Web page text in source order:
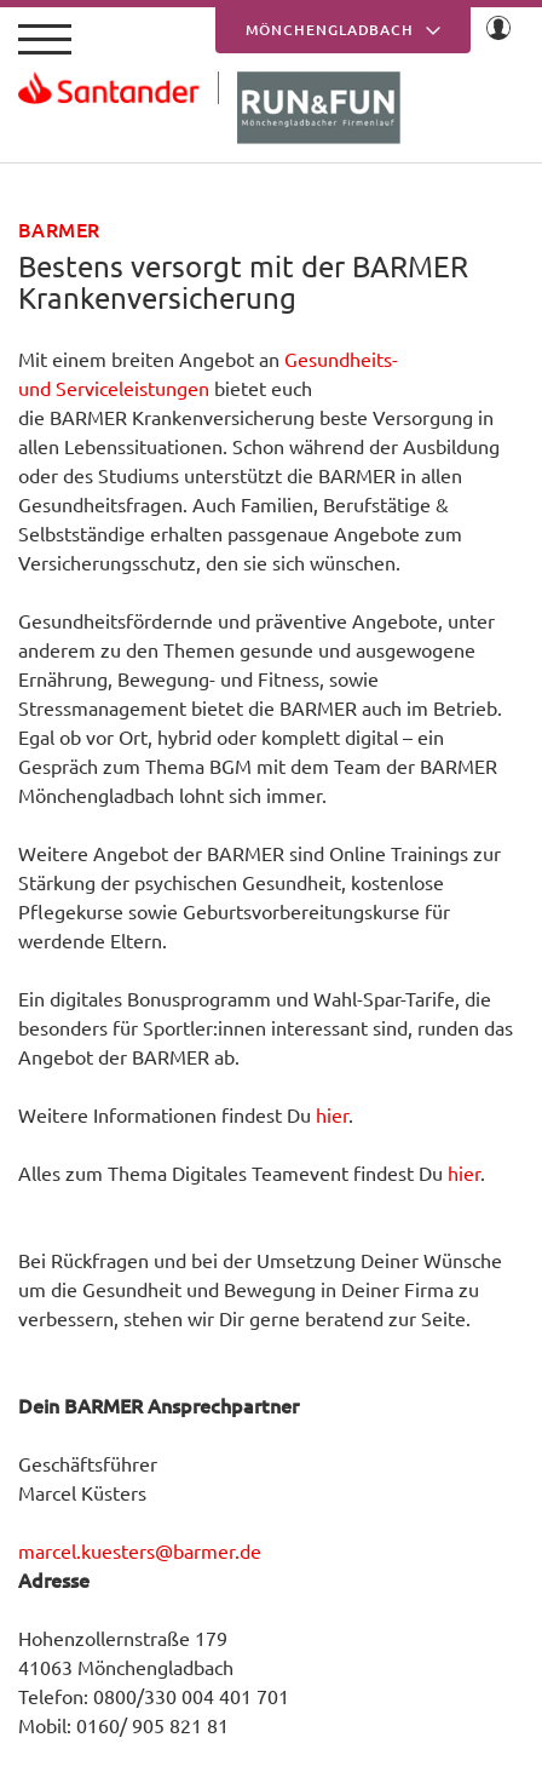
Skip to main content
MÖNCHENGLADBACH
KREFELD
Bestens versorgt mit der BARMER
Krankenversicherung
BARMER
Mit einem breiten Angebot an Gesundheits-
und Serviceleistungen bietet euch
die BARMER Krankenversicherung beste Versorgung in
allen Lebenssituationen. Schon während der Ausbildung
oder des Studiums unterstützt die BARMER in allen
Gesundheitsfragen. Auch Familien, Berufstätige &
Selbstständige erhalten passgenaue Angebote zum
Versicherungsschutz, den sie sich wünschen.
Gesundheitsfördernde und präventive Angebote, unter
anderem zu den Themen gesunde und ausgewogene
Ernährung, Bewegung- und Fitness, sowie
Stressmanagement bietet die BARMER auch im Betrieb.
Egal ob vor Ort, hybrid oder komplett digital – ein
Gespräch zum Thema BGM mit dem Team der BARMER
Mönchengladbach lohnt sich immer.
Weitere Angebot der BARMER sind Online Trainings zur
Stärkung der psychischen Gesundheit, kostenlose
Pflegekurse sowie Geburtsvorbereitungskurse für
werdende Eltern.
Ein digitales Bonusprogramm und Wahl-Spar-Tarife, die
besonders für Sportler:innen interessant sind, runden das
Angebot der BARMER ab.
Weitere Informationen findest Du hier.
Alles zum Thema Digitales Teamevent findest Du hier.
Bei Rückfragen und bei der Umsetzung Deiner Wünsche
um die Gesundheit und Bewegung in Deiner Firma zu
verbessern, stehen wir Dir gerne beratend zur Seite.
Dein BARMER Ansprechpartner
Geschäftsführer
Marcel Küsters
marcel.kuesters@barmer.de
Adresse
Hohenzollernstraße 179
41063 Mönchengladbach
Telefon: 0800/330 004 401 701
Mobil: 0160/ 905 821 81